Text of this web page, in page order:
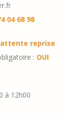
04 68 98
attente reprise
: OUI
à 12h00